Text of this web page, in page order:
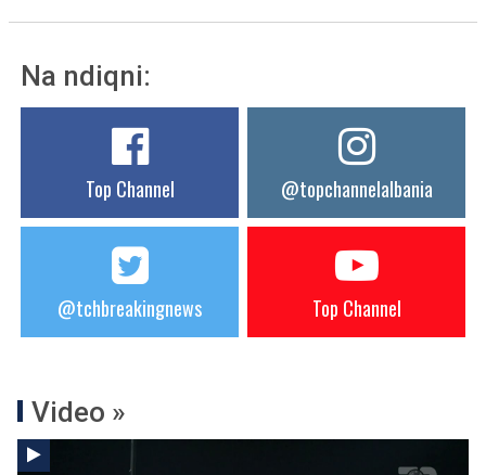
Na ndiqni:
Top Channel @topchannelalbania
@tchbreakingnews Top Channel
Video »